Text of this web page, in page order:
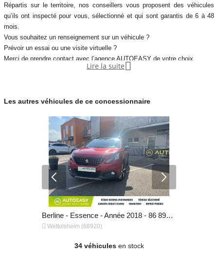
Opteven, leader reconnu depuis 30 ans en France et en Europe de
la Garantie Mécanique, de l'Entretien et de l'Assistance
- Reprise possible de tous types de véhicule
Couleur
GRIS
Puissance réelle
120
2
6 mois
Répartis sur le territoire, nos conseillers vous proposent des véhicules
qu’ils ont inspecté pour vous, sélectionné et qui sont garantis de 6 à 48
mois.
Vous souhaitez un renseignement sur un véhicule ?
Prévoir un essai ou une visite virtuelle ?
Merci de prendre contact avec l’agence AUTOEASY de votre choix.
Lire la suite 
Les autres véhicules de ce concessionnaire
Berline - Essence - Année 2018 - 86 893 km, 6 990 €
 Wettolsheim (68920)
34 véhiculesen stock